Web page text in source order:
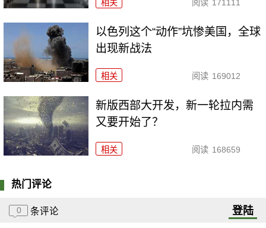
相关 阅读 171111
以色列这个“动作”坑惨美国，全球
出现新战法
相关 阅读 169012
新版西部大开发，新一轮拉内需
又要开始了？
相关 阅读 168659
热门评论
0 条评论 登陆